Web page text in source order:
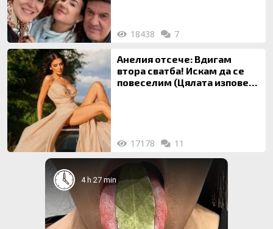
18438 7
Анелия отсече: Вдигам
втора сватба! Искам да се
повеселим (Цялата изповед
17178 11
4 h 27 min